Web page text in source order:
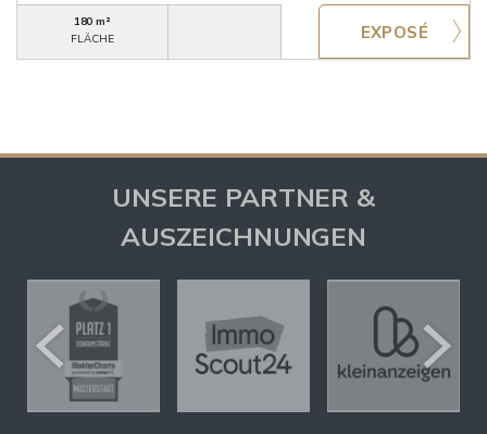
180 m²
FLÄCHE
UNSERE PARTNER &
AUSZEICHNUNGEN